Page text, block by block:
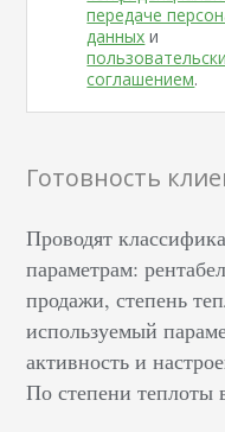
передаче
данных и
соглашением.
Готовность
Проводят
параметрам:
продажи, степень
используемый
активность и
По степени